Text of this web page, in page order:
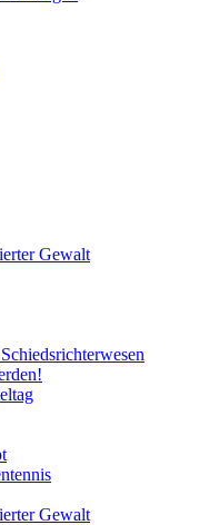
Gewalt
Gewalt